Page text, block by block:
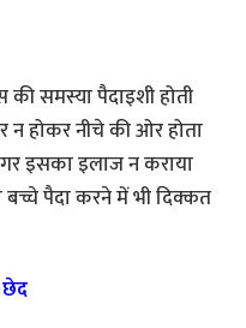
की समस्या पैदाइशी होती
न होकर नीचे की ओर होता
इसका इलाज न कराया
पैदा करने में भी दिक्कत
छेद